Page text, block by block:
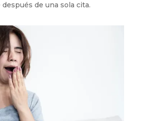
de una sola cita.